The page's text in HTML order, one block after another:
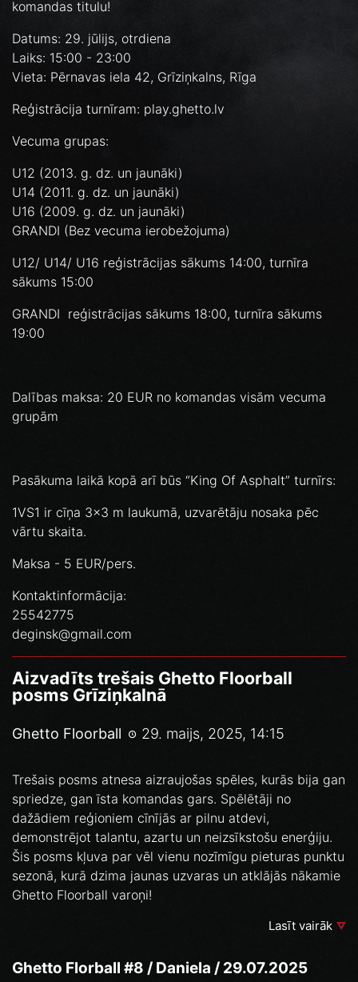
komandas titulu!
Datums: 29. jūlijs, otrdiena
Laiks: 15:00 - 23:00
Vieta: Pērnavas iela 42, Grīziņkalns, Rīga
Reģistrācija turnīram: play.ghetto.lv
Vecuma grupas:
U12 (2013. g. dz. un jaunāki)
U14 (2011. g. dz. un jaunāki)
U16 (2009. g. dz. un jaunāki)
GRANDI (Bez vecuma ierobežojuma)
U12/ U14/ U16 reģistrācijas sākums 14:00, turnīra
sākums 15:00
GRANDI reģistrācijas sākums 18:00, turnīra sākums
19:00
Dalības maksa: 20 EUR no komandas visām vecuma
grupām
Pasākuma laikā kopā arī būs “King Of Asphalt” turnīrs:
1VS1 ir cīņa 3x3 m laukumā, uzvarētāju nosaka pēc
vārtu skaita.
Maksa - 5 EUR/pers.
Kontaktinformācija:
25542775
deginsk@gmail.com
Aizvadīts trešais Ghetto Floorball
posms Grīziņkalnā
Ghetto Floorball 29. maijs, 2025, 14:15
Trešais posms atnesa aizraujošas spēles, kurās bija gan
spriedze, gan īsta komandas gars. Spēlētāji no
dažādiem reģioniem cīnījās ar pilnu atdevi,
demonstrējot talantu, azartu un neizsīkstošu enerģiju.
Šis posms kļuva par vēl vienu nozīmīgu pieturas punktu
sezonā, kurā dzima jaunas uzvaras un atklājās nākamie
Ghetto Floorball varoņi!
Lasīt vairāk
Ghetto Florball #8 / Daniela / 29.07.2025